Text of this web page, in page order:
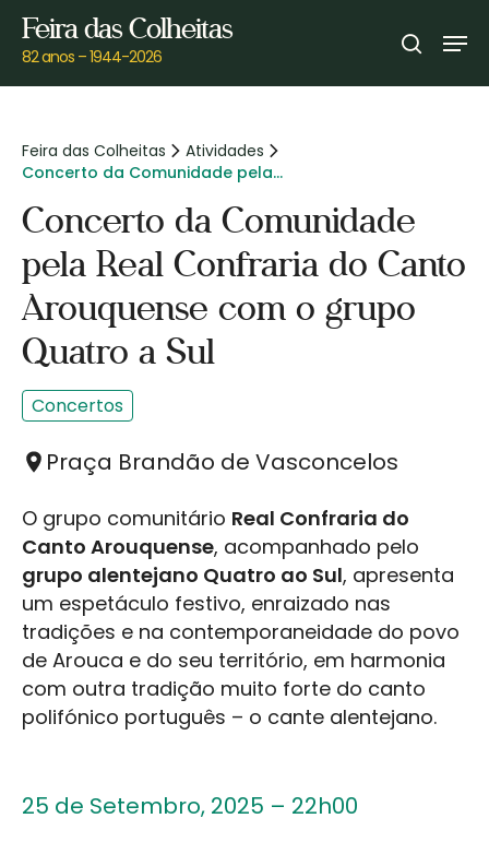
Skip
main
Feira das Colheitas
82 anos – 1944-2026 search
Feira das Colheitas
Atividades
Concerto da Comunidade pela
Arouquense com o grupo Quatro
a Sul
Concerto da Comunidade
pela Real Confraria do Canto
Arouquense com o grupo
Quatro a Sul
Concertos
Praça Brandão de Vasconcelos
O grupo comunitário Real Confraria do
Canto Arouquense, acompanhado pelo
grupo alentejano Quatro ao Sul, apresenta
um espetáculo festivo, enraizado nas
tradições e na contemporaneidade do povo
de Arouca e do seu território, em harmonia
com outra tradição muito forte do canto
polifónico português – o cante alentejano.
25 de Setembro, 2025 – 22h00